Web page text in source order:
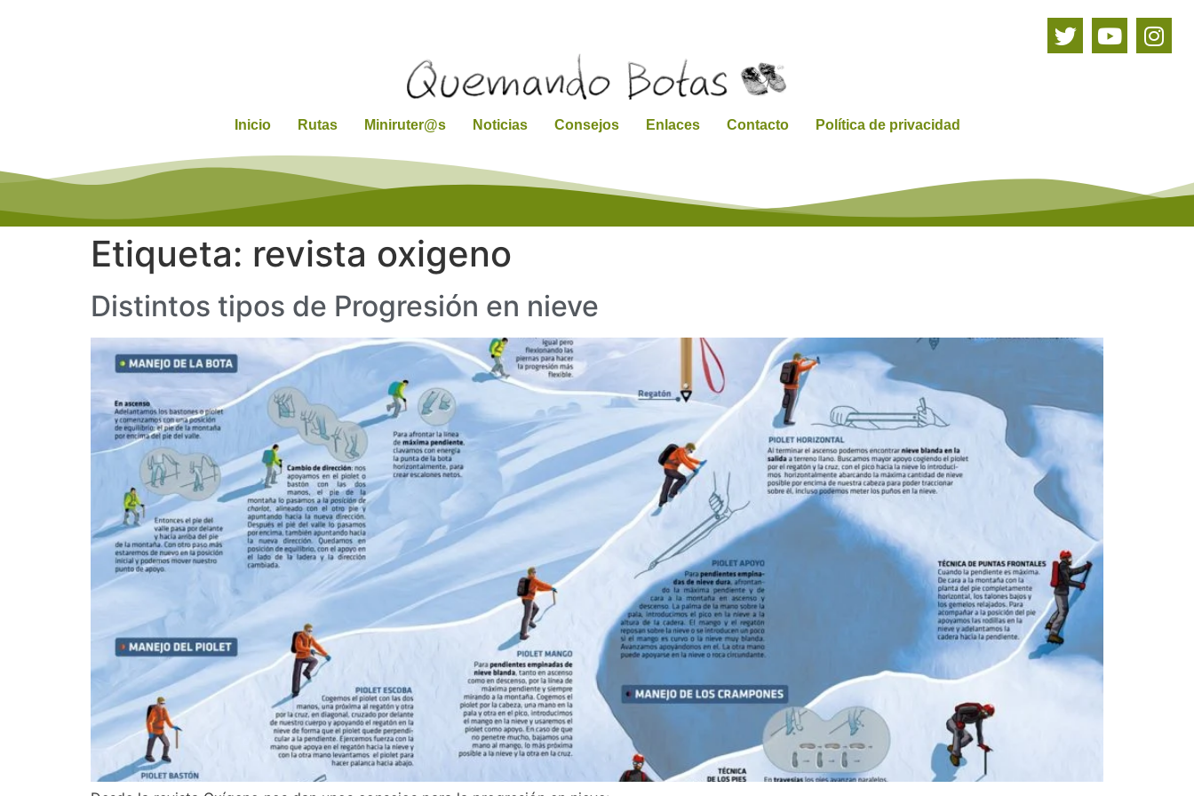
Inicio Rutas Miniruter@s Noticias Consejos Enlaces Contacto Política de privacidad
Etiqueta: revista oxigeno
Distintos tipos de Progresión en nieve